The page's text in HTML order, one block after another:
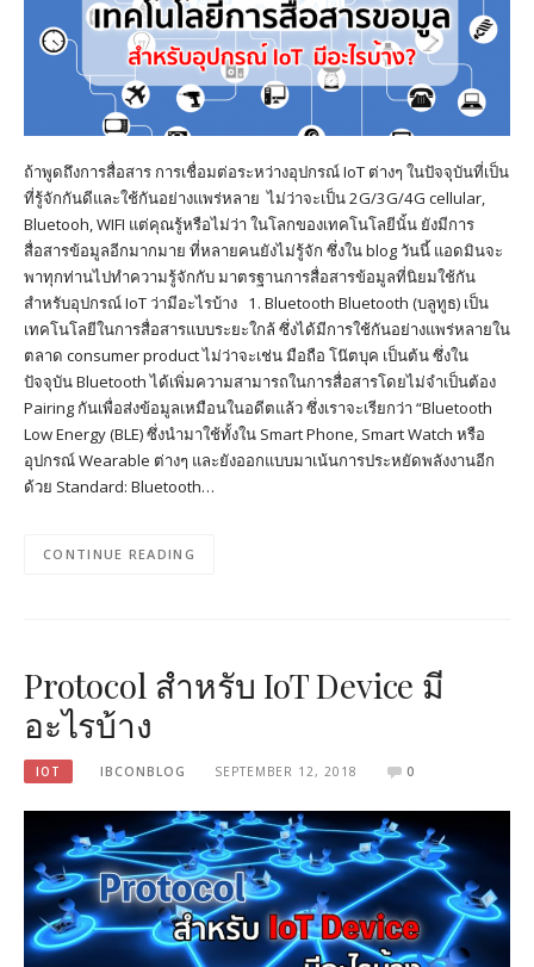
ถ้าพูดถึงการสื่อสาร การเชื่อมต่อระหว่างอุปกรณ์ IoT ต่างๆ ในปัจจุบันที่เป็น
ที่รู้จักกันดีและใช้กันอย่างแพร่หลาย ไม่ว่าจะเป็น 2G/3G/4G cellular,
Bluetooh, WIFI แต่คุณรู้หรือไม่ว่า ในโลกของเทคโนโลยีนั้น ยังมีการ
สื่อสารข้อมูลอีกมากมาย ที่หลายคนยังไม่รู้จัก ซึ่งใน blog วันนี้ แอดมินจะ
พาทุกท่านไปทำความรู้จักกับ มาตรฐานการสื่อสารข้อมูลที่นิยมใช้กัน
สำหรับอุปกรณ์ IoT ว่ามีอะไรบ้าง 1. Bluetooth Bluetooth (บลูทูธ) เป็น
เทคโนโลยีในการสื่อสารแบบระยะใกล้ ซึ่งได้มีการใช้กันอย่างแพร่หลายใน
ตลาด consumer product ไม่ว่าจะเช่น มือถือ โน๊ตบุค เป็นต้น ซึ่งใน
ปัจจุบัน Bluetooth ได้เพิ่มความสามารถในการสื่อสารโดยไม่จำเป็นต้อง
Pairing กันเพื่อส่งข้อมูลเหมือนในอดีตแล้ว ซึ่งเราจะเรียกว่า “Bluetooth
Low Energy (BLE) ซึ่งนำมาใช้ทั้งใน Smart Phone, Smart Watch หรือ
อุปกรณ์ Wearable ต่างๆ และยังออกแบบมาเน้นการประหยัดพลังงานอีก
ด้วย Standard: Bluetooth…
CONTINUE READING
Protocol สำหรับ IoT Device มี
อะไรบ้าง
IOT IBCONBLOG SEPTEMBER 12, 2018 0